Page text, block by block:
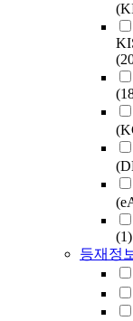
(1)
등재정